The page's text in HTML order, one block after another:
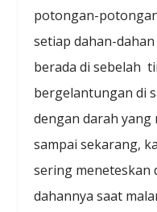
potongan-
setiap dahan-
berada di sebelah
bergelantungan di
dengan darah yang
sampai sekarang,
sering meneteskan
dahannya saat